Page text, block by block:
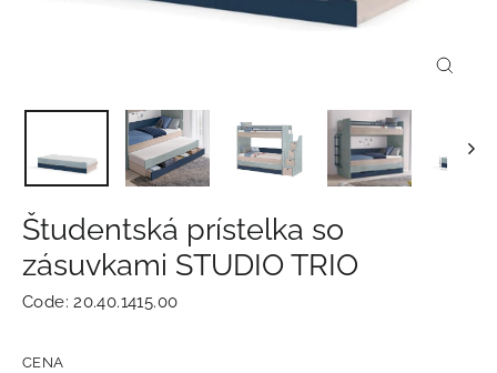
Študentská prístelka so
zásuvkami STUDIO TRIO
Code:20.40.1415.00
Normálna
Zľavnená
CENA